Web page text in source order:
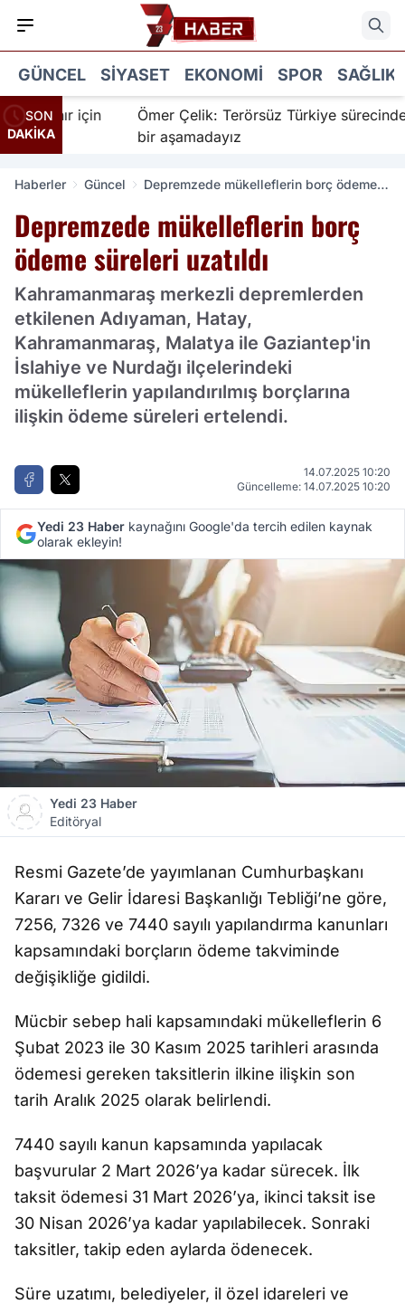
GÜNCEL SIYASET EKONOMI SPOR SAĞLIK
SON
DAKİKA
İnanır için
Ömer Çelik: Terörsüz Türkiye sürecinde
bir aşamadayız
Haberler Güncel
Depremzede mükelleflerin borç ödeme
Depremzede mükelleflerin borç
ödeme süreleri uzatıldı
Kahramanmaraş merkezli depremlerden
etkilenen Adıyaman, Hatay,
Kahramanmaraş, Malatya ile Gaziantep'in
İslahiye ve Nurdağı ilçelerindeki
mükelleflerin yapılandırılmış borçlarına
ilişkin ödeme süreleri ertelendi.
14.07.2025 10:20
Güncelleme: 14.07.2025 10:20
Yedi 23 Haber kaynağını Google'da tercih edilen kaynak
olarak ekleyin!
Yedi 23 Haber
Editöryal
Resmi Gazete’de yayımlanan Cumhurbaşkanı
Kararı ve Gelir İdaresi Başkanlığı Tebliği’ne göre,
7256, 7326 ve 7440 sayılı yapılandırma kanunları
kapsamındaki borçların ödeme takviminde
değişikliğe gidildi.
Mücbir sebep hali kapsamındaki mükelleflerin 6
Şubat 2023 ile 30 Kasım 2025 tarihleri arasında
ödemesi gereken taksitlerin ilkine ilişkin son
tarih Aralık 2025 olarak belirlendi.
7440 sayılı kanun kapsamında yapılacak
başvurular 2 Mart 2026’ya kadar sürecek. İlk
taksit ödemesi 31 Mart 2026’ya, ikinci taksit ise
30 Nisan 2026’ya kadar yapılabilecek. Sonraki
taksitler, takip eden aylarda ödenecek.
Süre uzatımı, belediyeler, il özel idareleri ve